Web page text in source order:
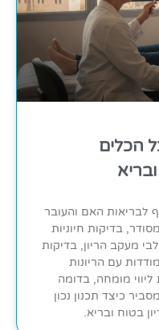
הכלים
לבריאות האם והעובר
בדיקות חיוניות
מעקב הריון, בדיקות
עם הריונות
מומחה, בדומה
כיצד תכנון נכון
בטוח ובריא.